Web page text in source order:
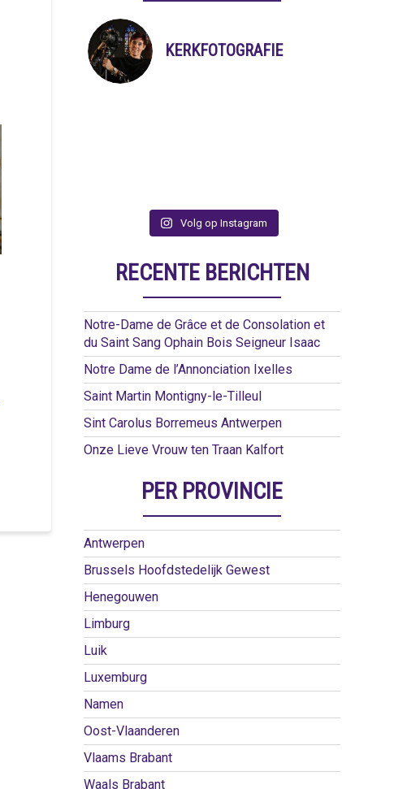
KERKFOTOGRAFIE
Volg op Instagram
RECENTE BERICHTEN
Notre-Dame de Grâce et de Consolation et
du Saint Sang Ophain Bois Seigneur Isaac
Notre Dame de l’Annonciation Ixelles
Saint Martin Montigny-le-Tilleul
Sint Carolus Borremeus Antwerpen
Onze Lieve Vrouw ten Traan Kalfort
PER PROVINCIE
Antwerpen
Brussels Hoofdstedelijk Gewest
Henegouwen
Limburg
Luik
Luxemburg
Namen
Oost-Vlaanderen
Vlaams Brabant
Waals Brabant